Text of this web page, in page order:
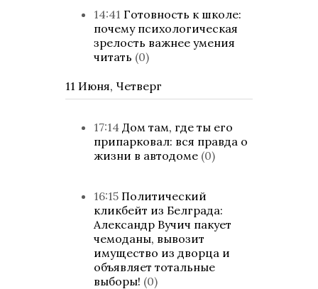
14:41 Готовность к школе:
почему психологическая
зрелость важнее умения
читать (0)
11 Июня, Четверг
17:14 Дом там, где ты его
припарковал: вся правда о
жизни в автодоме (0)
16:15 Политический
кликбейт из Белграда:
Александр Вучич пакует
чемоданы, вывозит
имущество из дворца и
объявляет тотальные
выборы! (0)